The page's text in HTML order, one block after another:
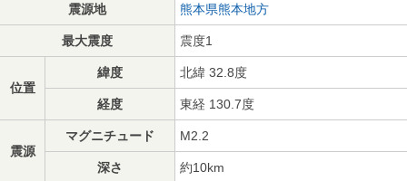
震源地 熊本県熊本地方
最大震度 震度1
位置
緯度 北緯 32.8度
経度 東経 130.7度
震源
マグニチュード M2.2
深さ 約10km